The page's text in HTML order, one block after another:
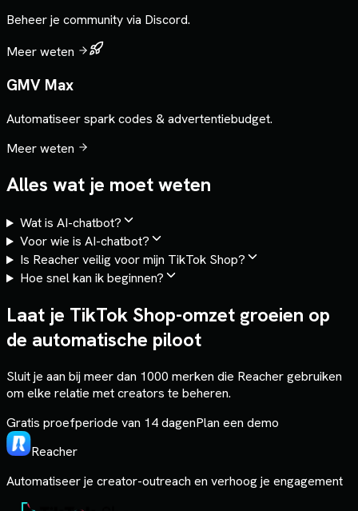
Beheer je community via Discord.
Meer weten
GMV Max
Automatiseer spark codes & advertentiebudget.
Meer weten
Alles wat je moet weten
Wat is AI-chatbot?
Voor wie is AI-chatbot?
Is Reacher veilig voor mijn TikTok Shop?
Hoe snel kan ik beginnen?
Laat je TikTok Shop-omzet groeien op
de automatische piloot
Sluit je aan bij meer dan 1000 merken die Reacher gebruiken
om elke relatie met creators te beheren.
Gratis proefperiode van 14 dagenPlan een demo
Reacher
Automatiseer je creator-outreach en verhoog je engagement